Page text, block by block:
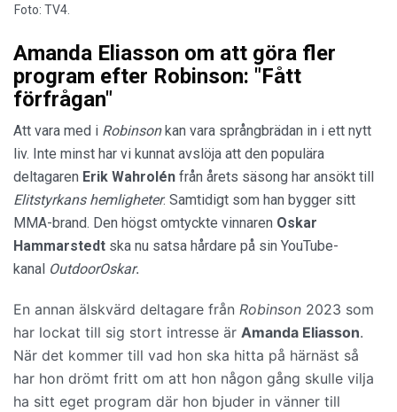
Foto: TV4.
Amanda Eliasson om att göra fler
program efter Robinson: "Fått
förfrågan"
Att vara med i Robinsonkan vara språngbrädan in i ett nytt
liv. Inte minst har vi kunnat avslöja att den populära
deltagaren Erik Wahrolén från årets säsong har ansökt till
Elitstyrkans hemligheter. Samtidigt som han bygger sitt
MMA-brand. Den högst omtyckte vinnaren Oskar
Hammarstedt ska nu satsa hårdare på sin YouTube-
kanal OutdoorOskar.
En annan älskvärd deltagare från Robinson 2023 som
har lockat till sig stort intresse är Amanda Eliasson.
När det kommer till vad hon ska hitta på härnäst så
har hon drömt fritt om att hon någon gång skulle vilja
ha sitt eget program där hon bjuder in vänner till